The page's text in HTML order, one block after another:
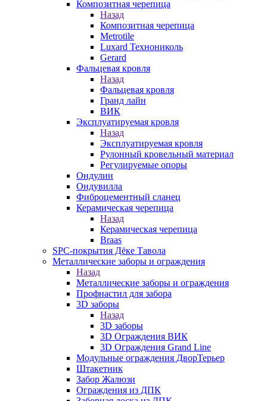
Композитная черепица
Назад
Композитная черепица
Metrotile
Luxard Технониколь
Gerard
Фальцевая кровля
Назад
Фальцевая кровля
Гранд лайн
ВИК
Эксплуатируемая кровля
Назад
Эксплуатируемая кровля
Рулонный кровельный материал
Регулируемые опоры
Ондулин
Ондувилла
Фиброцементный сланец
Керамическая черепица
Назад
Керамическая черепица
Braas
SPC-покрытия Дёке Тавола
Металлические заборы и ограждения
Назад
Металлические заборы и ограждения
Профнастил для забора
3D заборы
Назад
3D заборы
3D Ограждения ВИК
3D Ограждения Grand Line
Модульные ограждения ДворТерьер
Штакетник
Забор Жалюзи
Ограждения из ДПК